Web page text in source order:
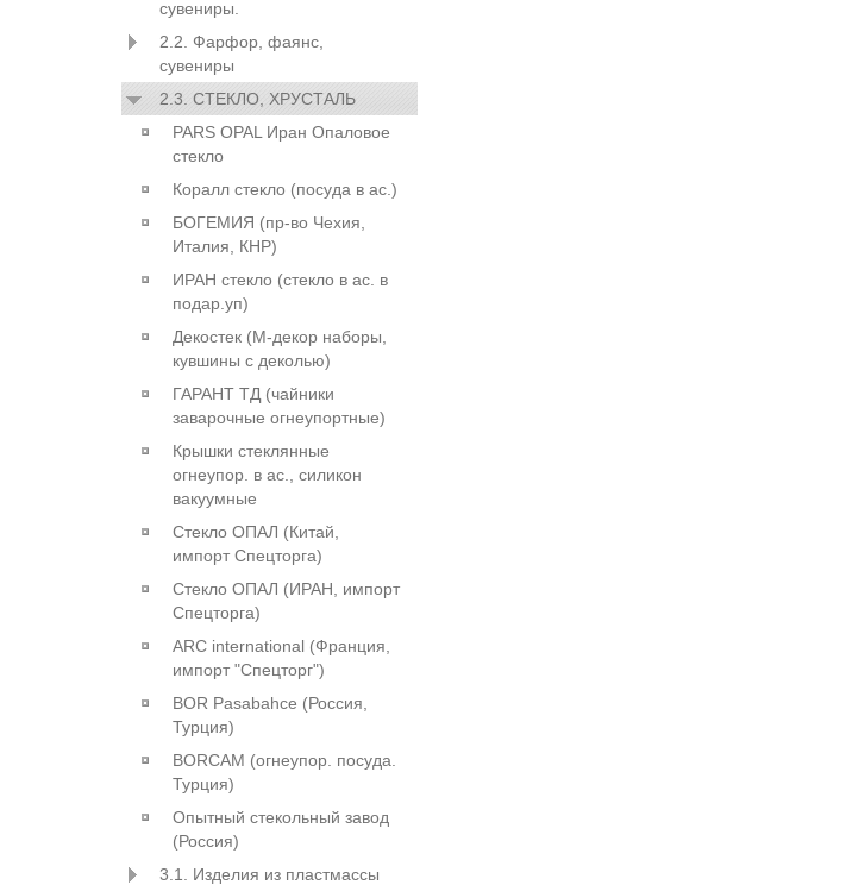
сувениры.
2.2. Фарфор, фаянс,
сувениры
2.3. СТЕКЛО, ХРУСТАЛЬ
PARS OPAL Иран Опаловое
стекло
Коралл стекло (посуда в ас.)
БОГЕМИЯ (пр-во Чехия,
Италия, КНР)
ИРАН стекло (стекло в ас. в
подар.уп)
Декостек (М-декор наборы,
кувшины с деколью)
ГАРАНТ ТД (чайники
заварочные огнеупортные)
Крышки стеклянные
огнеупор. в ас., силикон
вакуумные
Стекло ОПАЛ (Китай,
импорт Спецторга)
Стекло ОПАЛ (ИРАН, импорт
Спецторга)
ARC international (Франция,
импорт "Спецторг")
BOR Pasabahce (Росcия,
Турция)
BORCAM (огнеупор. посуда.
Турция)
Опытный стекольный завод
(Россия)
3.1. Изделия из пластмассы